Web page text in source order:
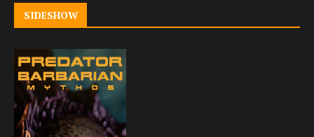
SIDESHOW